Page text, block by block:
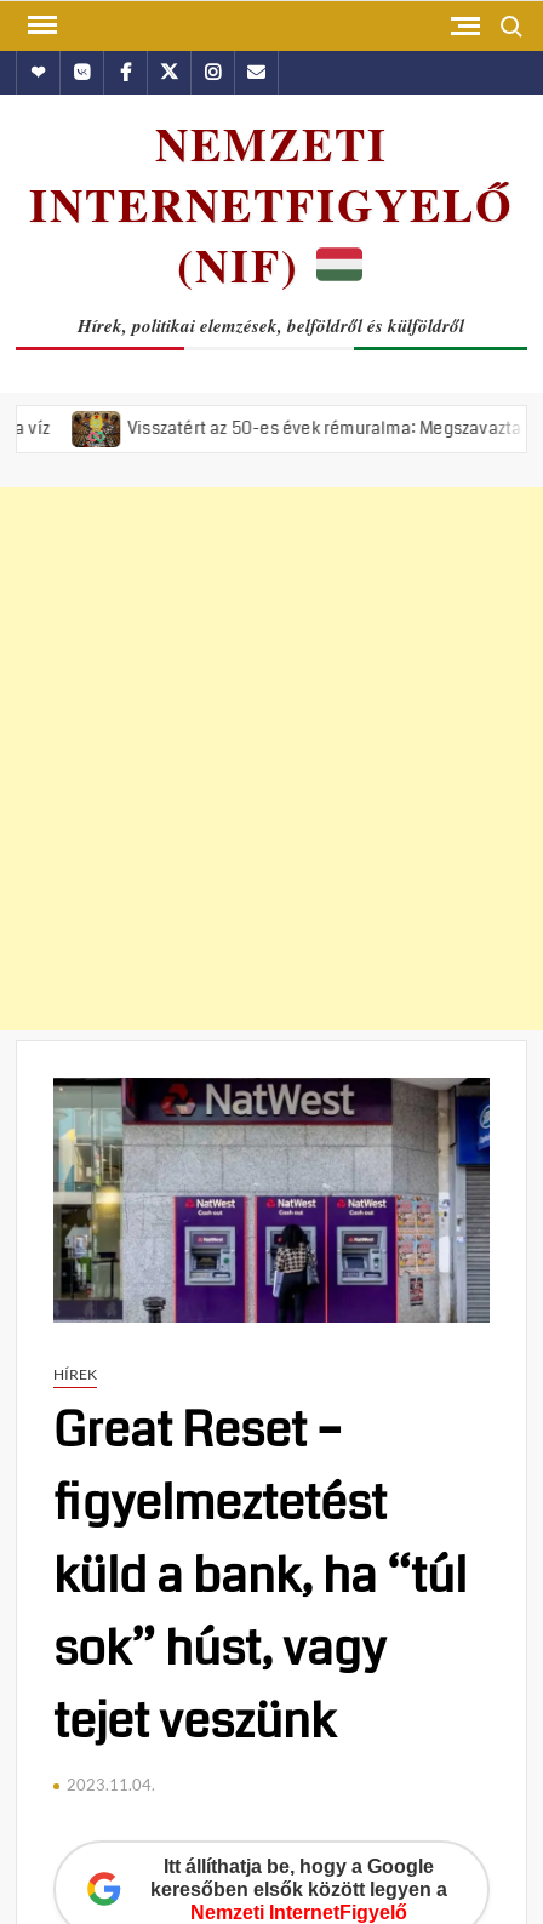
Skip
contentHundubVkontakte
Facebook
TwitterInstagram
Email
NEMZETI
INTERNETFIGYELŐ
(NIF)
Hírek, politikai elemzések, belföldről és külföldről
Visszatért az 50-es évek rémuralma: Megszavazta az
HÍREK
Great Reset –
figyelmeztetést
küld a bank, ha “túl
sok” húst, vagy
tejet veszünk
2023.11.04.
Itt állíthatja be, hogy a Google
keresőben elsők között legyen a
Nemzeti InternetFigyelő